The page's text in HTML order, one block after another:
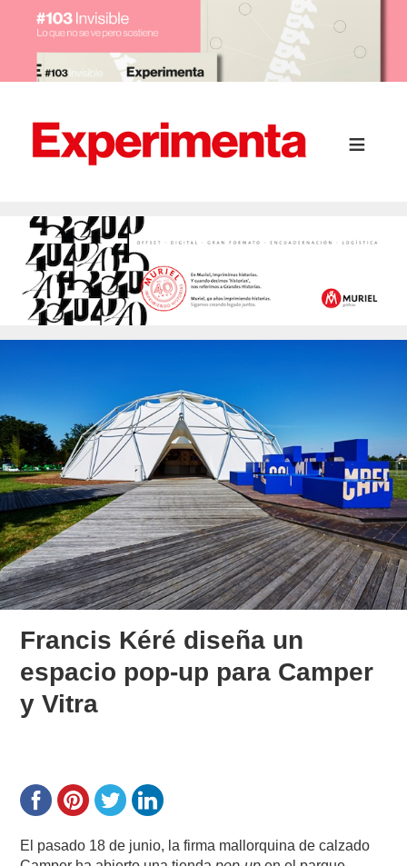
Francis Kéré diseña un
espacio pop-up para Camper
y Vitra
El pasado 18 de junio, la firma mallorquina de calzado